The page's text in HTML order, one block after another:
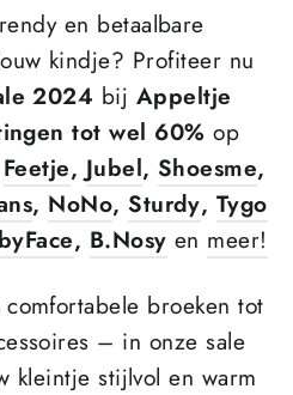
en betaalbare
kindje? Profiteer nu
2024 bij Appeltje
tot wel 60% op
Feetje, Jubel, Shoesme,
, NoNo, Sturdy, Tygo
, B.Nosy en meer!
broeken tot
– in onze sale
kleintje stijlvol en warm